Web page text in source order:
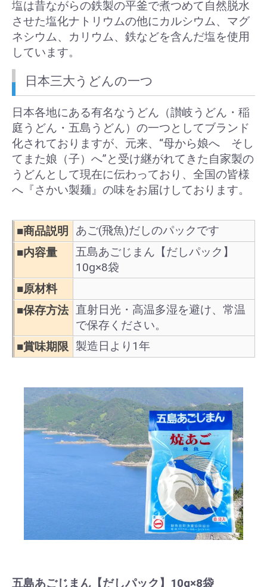
塩は昔ながらの鉄製の平釜で煮つめて自然脱水
させた塩化ナトリウムの他にカルシウム、マグ
ネシウム、カリウム、鉄などを含んだ塩を使用
しています。
日本三大うどんの一つ
日本各地にある有名なうどん（讃岐うどん・稲
庭うどん・五島うどん）の一つとしてブランド
化されておりますが、元来、“母から娘へ そし
てまた娘（子）へ”と受け継がれてきた自家製の
うどんとして現在に伝わっており、全国の皆様
へ『さかい製麺』の味をお届けしております。
■商品説明
あご(飛魚)だしのパックです
■内容量
五島あごじまん【だしパック】
10g×8袋
■原材料
■保存方法 直射日光・高温多湿を避け、常温
で保存ください。
■賞味期限 製造日より1年
五島あごじまん【だしパック】10g×8袋